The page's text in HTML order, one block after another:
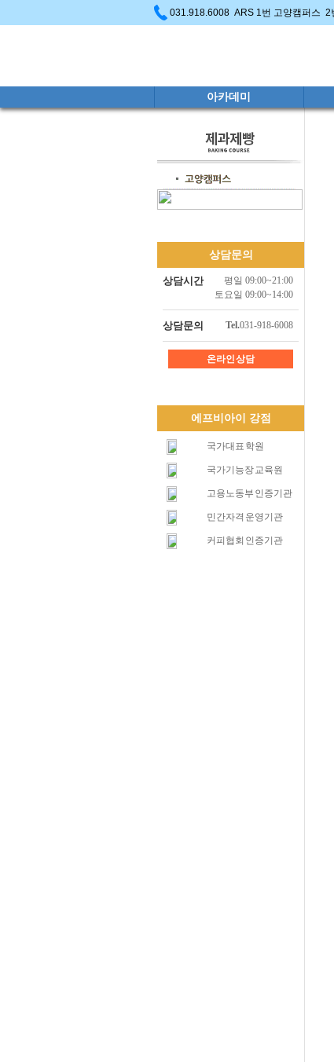
031.918.6008 ARS 1번 고양캠퍼스 2
아카데미
상담문의
상담시간
평일 09:00~21:00
토요일 09:00~14:00
상담문의 Tel.031-918-6008
온라인 상담
에프비아이 강점
국가대표 학원
국가기능장 교육원
고용노동부 인증기관
민간자격 운영기관
커피협회 인증기관